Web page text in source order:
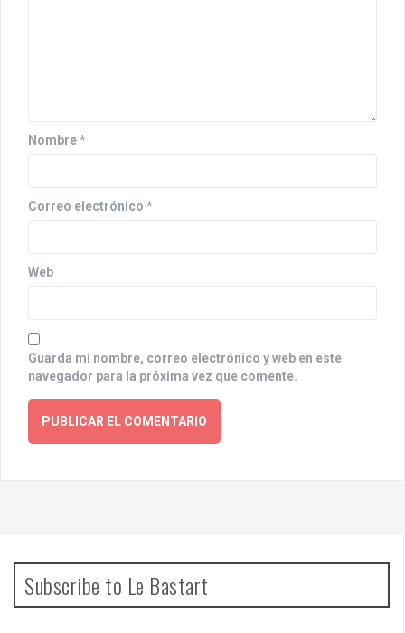
Nombre*
Correo electrónico *
Web
Guarda mi nombre, correo electrónico y web en este
navegador para la próxima vez que comente.
Subscribe to Le Bastart